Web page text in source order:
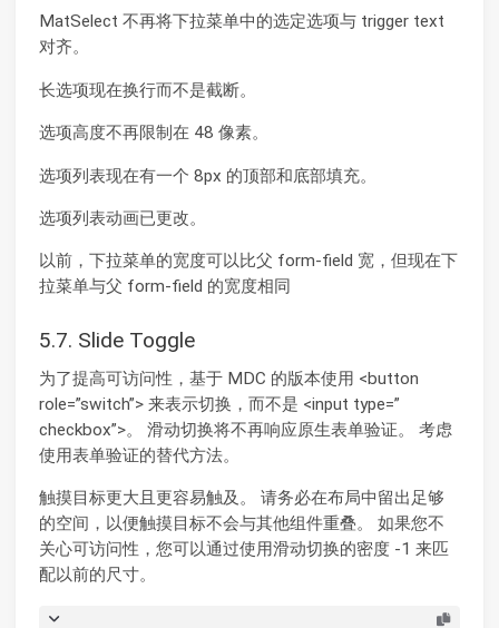
MatSelect 不再将下拉菜单中的选定选项与 trigger text
对齐。
长选项现在换行而不是截断。
选项高度不再限制在 48 像素。
选项列表现在有一个 8px 的顶部和底部填充。
选项列表动画已更改。
以前，下拉菜单的宽度可以比父 form-field 宽，但现在下
拉菜单与父 form-field 的宽度相同
5.7. Slide Toggle
为了提高可访问性，基于 MDC 的版本使用 <button
role=”switch”> 来表示切换，而不是 <input type=”
checkbox”>。 滑动切换将不再响应原生表单验证。 考虑
使用表单验证的替代方法。
触摸目标更大且更容易触及。 请务必在布局中留出足够
的空间，以便触摸目标不会与其他组件重叠。 如果您不
关心可访问性，您可以通过使用滑动切换的密度 -1 来匹
配以前的尺寸。